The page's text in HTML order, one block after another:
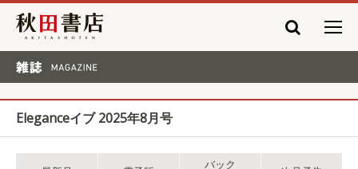
秋田書店
Eleganceイブ 2025年8月号
バック